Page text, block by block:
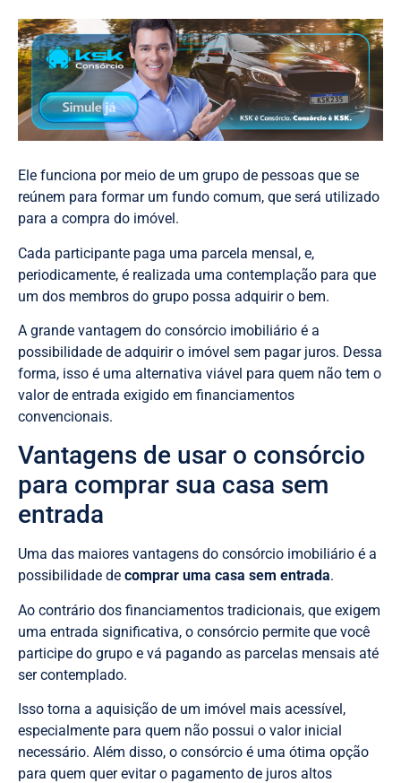
Ele funciona por meio de um grupo de pessoas que se
reúnem para formar um fundo comum, que será utilizado
para a compra do imóvel.
Cada participante paga uma parcela mensal, e,
periodicamente, é realizada uma contemplação para que
um dos membros do grupo possa adquirir o bem.
A grande vantagem do consórcio imobiliário é a
possibilidade de adquirir o imóvel sem pagar juros. Dessa
forma, isso é uma alternativa viável para quem não tem o
valor de entrada exigido em financiamentos
convencionais.
Vantagens de usar o consórcio
para comprar sua casa sem
entrada
Uma das maiores vantagens do consórcio imobiliário é a
possibilidade de comprar uma casa sem entrada.
Ao contrário dos financiamentos tradicionais, que exigem
uma entrada significativa, o consórcio permite que você
participe do grupo e vá pagando as parcelas mensais até
ser contemplado.
Isso torna a aquisição de um imóvel mais acessível,
especialmente para quem não possui o valor inicial
necessário. Além disso, o consórcio é uma ótima opção
para quem quer evitar o pagamento de juros altos